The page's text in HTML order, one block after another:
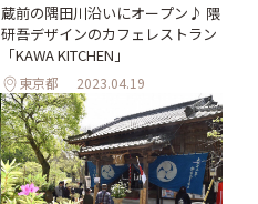
蔵前の隅田川沿いにオープン♪ 隈
研吾デザインのカフェレストラン
「KAWA KITCHEN」
東京都 2023.04.19